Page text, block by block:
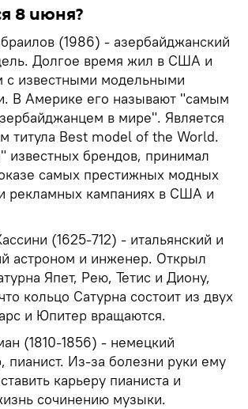
8 июня?
(1986) - азербайджанский
Долгое время жил в США и
с известными модельными
В Америке его называют "самым
в мире". Является
титула Best model of the World.
известных брендов, принимал
самых престижных модных
рекламных кампаниях в США и
(1625-712) - итальянский и
астроном и инженер. Открыл
Япет, Рею, Тетис и Диону,
кольцо Сатурна состоит из двух
и Юпитер вращаются.
(1810-1856) - немецкий
пианист. Из-за болезни руки ему
карьеру пианиста и
сочинению музыки.